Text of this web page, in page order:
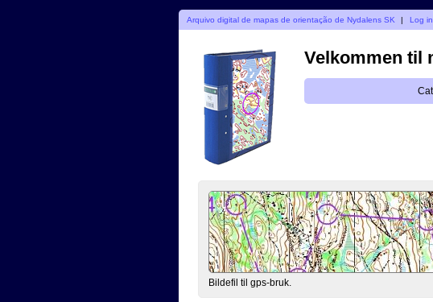
Arquivo digital de mapas de orientação de Nydalens SK | Log in
Velkommen til
Bildefil til gps-bruk.